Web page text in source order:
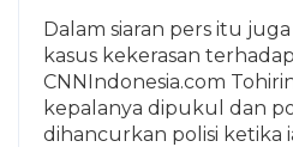
Dalam siaran pers itu
kasus kekerasan
CNNIndonesia.com
kepalanya dipukul dan
dihancurkan polisi ketika